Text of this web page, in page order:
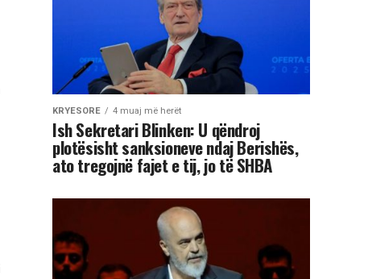
KRYESORE 4 muaj më herët
Ish Sekretari Blinken: U qëndroj
plotësisht sanksioneve ndaj Berishës,
ato tregojnë fajet e tij, jo të SHBA